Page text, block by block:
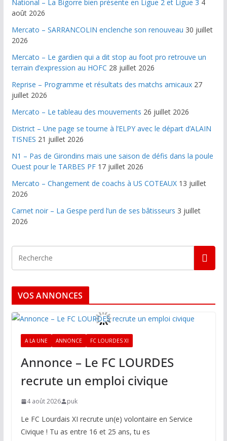
National – La Bigorre bien présente en Ligue 2 et Ligue 3 4
août 2026
Mercato – SARRANCOLIN enclenche son renouveau 30 juillet
2026
Mercato – Le gardien qui a dit stop au foot pro retrouve un
terrain d’expression au HOFC 28 juillet 2026
Reprise – Programme et résultats des matchs amicaux 27
juillet 2026
Mercato – Le tableau des mouvements 26 juillet 2026
District – Une page se tourne à l’ELPY avec le départ d’ALAIN
TISNES 21 juillet 2026
N1 – Pas de Girondins mais une saison de défis dans la poule
Ouest pour le TARBES PF 17 juillet 2026
Mercato – Changement de coachs à US COTEAUX 13 juillet
2026
Carnet noir – La Gespe perd l’un de ses bâtisseurs 3 juillet
2026
VOS ANNONCES
A LA UNE ANNONCE FC LOURDES XI
Annonce – Le FC LOURDES
recrute un emploi civique
4 août 2026 puk
Le FC Lourdais XI recrute un(e) volontaire en Service
Civique ! Tu as entre 16 et 25 ans, tu es